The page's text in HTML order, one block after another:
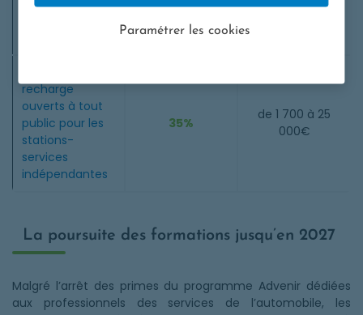
Paramétrer les cookies
recharge
ouverts à tout
public pour les
stations-
services
indépendantes
35%
de 1 700 à 25
000€
La poursuite des formations jusqu’en 2027
Malgré l’arrêt des primes du programme Advenir dédiées
aux professionnels des services de l’automobile, les